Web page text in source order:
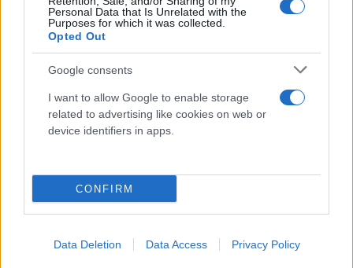
Personal Data that Is Unrelated with the
Purposes for which it was collected.
Opted Out
Google consents
I want to allow Google to enable storage
related to advertising like cookies on web or
device identifiers in apps.
CONFIRM
Data Deletion Data Access Privacy Policy